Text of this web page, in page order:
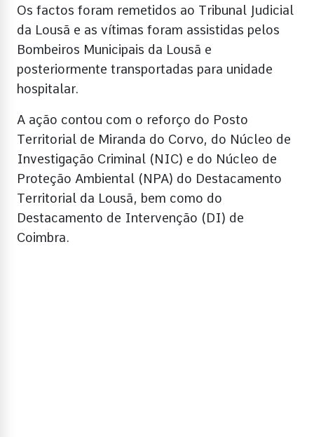
Os factos foram remetidos ao Tribunal Judicial
da Lousã e as vítimas foram assistidas pelos
Bombeiros Municipais da Lousã e
posteriormente transportadas para unidade
hospitalar.
A ação contou com o reforço do Posto
Territorial de Miranda do Corvo, do Núcleo de
Investigação Criminal (NIC) e do Núcleo de
Proteção Ambiental (NPA) do Destacamento
Territorial da Lousã, bem como do
Destacamento de Intervenção (DI) de
Coimbra.